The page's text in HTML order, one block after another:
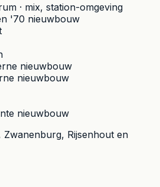
· mix, station-omgeving
'70 nieuwbouw
nieuwbouw
nieuwbouw
nieuwbouw
Zwanenburg, Rijsenhout en